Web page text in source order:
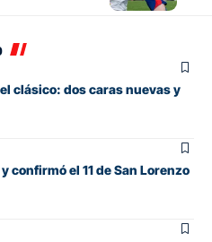
clásico: dos caras nuevas y
confirmó el 11 de San Lorenzo